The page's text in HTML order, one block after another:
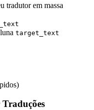
tradutor em massa
target_text